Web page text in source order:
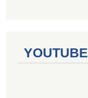
YOUTUBE